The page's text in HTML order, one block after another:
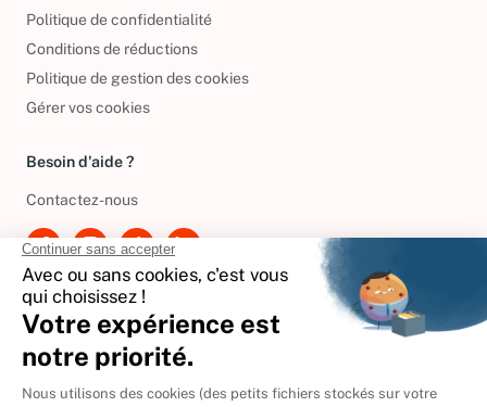
Politique de confidentialité
Conditions de réductions
Politique de gestion des cookies
Gérer vos cookies
Besoin d'aide ?
Contactez-nous
International
🇪🇸 Espagne
🇩🇪Allemagne
🇮🇹 Italie